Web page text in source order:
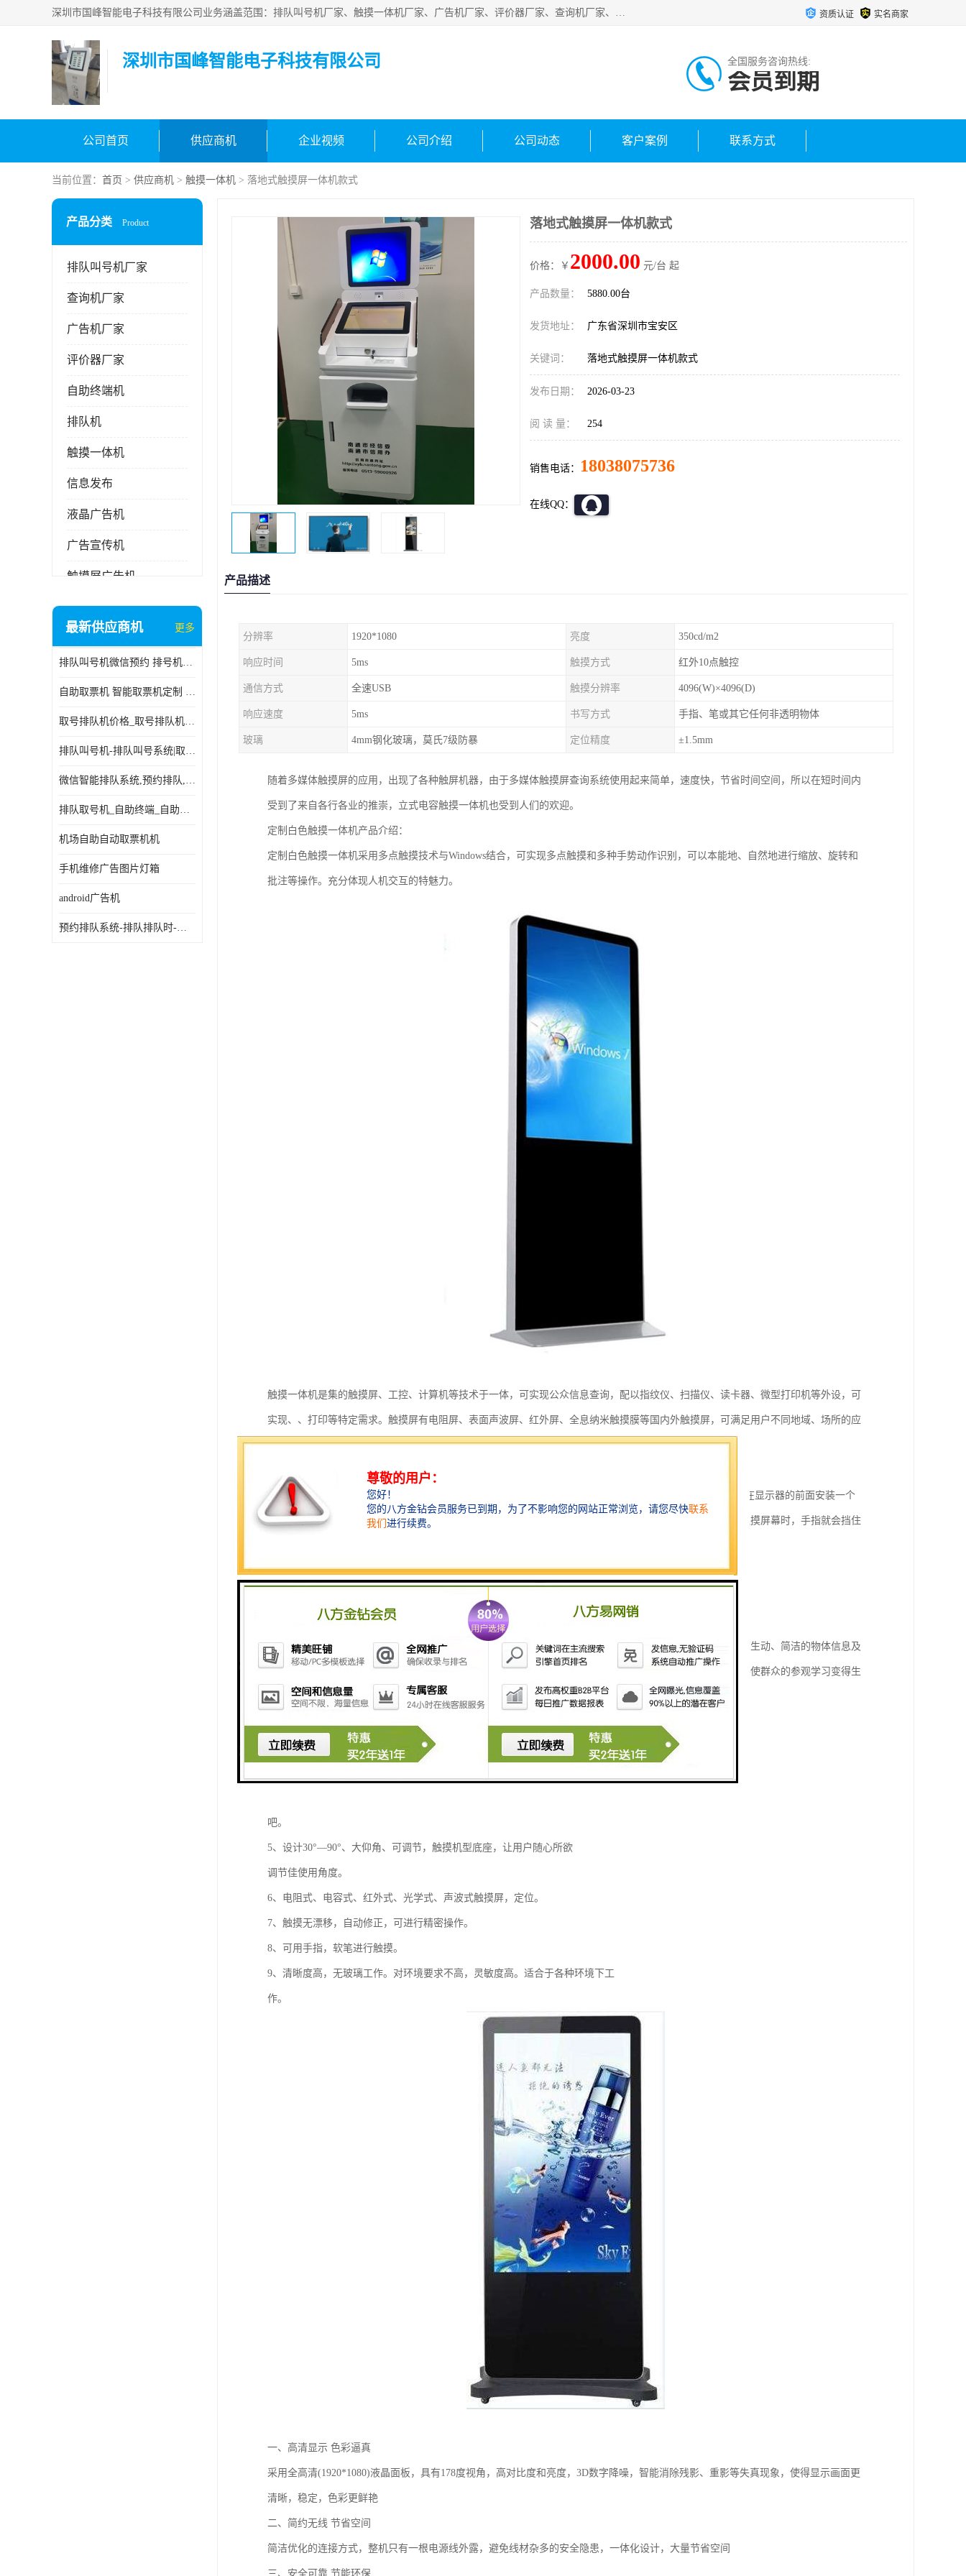
深圳市国峰智能电子科技有限公司业务涵盖范围：排队叫号机厂家、触摸一体机厂家、广告机厂家、评价器厂家、查询机厂家、自助终端机厂家；公司是一家集研发、生产、销售为一体的国民企业，设备制造商和解决方案提供商，广泛应用于银行、医院、、电力、电信、、交通、民航、保险等行业，为不同行业量身定制软硬件为一体的解决方案。 资质认证 实名商家
深圳市国峰智能电子科技有限公司 全国服务咨询热线:
会员到期
公司首页 供应商机 企业视频 公司介绍 公司动态 客户案例 联系方式
当前位置： 首页 > 供应商机 > 触摸一体机 > 落地式触摸屏一体机款式
产品分类 Product
排队叫号机厂家
查询机厂家
广告机厂家
评价器厂家
自助终端机
排队机
触摸一体机
信息发布
液晶广告机
广告宣传机
触摸屏广告机
液晶显示器
电子白板
自助服务终端
最新供应商机 更多
排队叫号机微信预约 排号机诊所 行政大厅营业厅取号机
自助取票机 智能取票机定制 款式多样
取号排队机价格_取号排队机报价_取号排队机多少钱
排队叫号机-排队叫号系统|取号机-液晶拼接屏-自助终端机
微信智能排队系统,预约排队,扫码排队,微信叫号
排队取号机_自助终端_自助签到一体机 支持定做
机场自助自动取票机机
手机维修广告图片灯箱
android广告机
预约排队系统-排队排队时-排动排号系统和排队的使用方法
落地式触摸屏一体机款式
价格：￥ 2000.00 元/台 起
产品数量： 5880.00台
发货地址： 广东省深圳市宝安区
关键词： 落地式触摸屏一体机款式
发布日期： 2026-03-23
阅 读 量： 254
销售电话： 18038075736
在线QQ：
产品描述
分辨率 1920*1080 亮度 350cd/m2
响应时间 5ms 触摸方式 红外10点触控
通信方式 全速USB 触摸分辨率 4096(W)×4096(D)
响应速度 5ms 书写方式 手指、笔或其它任何非透明物体
玻璃 4mm钢化玻璃，莫氏7级防暴 定位精度 ±1.5mm
随着多媒体触摸屏的应用，出现了各种触屏机器，由于多媒体触摸屏查询系统使用起来简单，速度快，节省时间空间，所以在短时间内
受到了来自各行各业的推崇，立式电容触摸一体机也受到人们的欢迎。
定制白色触摸一体机产品介绍：
定制白色触摸一体机采用多点触摸技术与Windows结合，可实现多点触摸和多种手势动作识别，可以本能地、自然地进行缩放、旋转和
批注等操作。充分体现人机交互的特魅力。
触摸一体机是集的触摸屏、工控、计算机等技术于一体，可实现公众信息查询，配以指纹仪、扫描仪、读卡器、微型打印机等外设，可
实现、、打印等特定需求。触摸屏有电阻屏、表面声波屏、红外屏、全息纳米触摸膜等国内外触摸屏，可满足用户不同地域、场所的应
用需求。
触摸一体机运用的红外触摸屏，是利用X，Y方向上密布的红外线矩阵来检测和定位用户的触摸。红外触摸屏在显示器的前面安装一个
电路板外框，电路板在屏幕四边排布红外线发射管和红外接收管，一一对应成横竖交叉的红外矩阵。用户在触摸屏幕时，手指就会挡住
二、产品优势
众可通过触摸一体机自行操作，且在屏幕上零距离“触摸”物体，还可以在
屏幕上任意的旋转和放大，自由的欣赏物体，多角度、高清晰地观看物体的结构、形态、色彩等细节，并配有生动、简洁的物体信息及
相关知识的介绍，物体三维展示在丰富展览形式和内容的同时，更大程度地满足了观众的求知欲和好奇心，并使群众的参观学习变得生
动而有趣。
2、 触摸技术,支持USB接口触摸屏，支持手写输入功能，配合其他软件可实现
电子白板、画图及其他互动功能。
吧。
5、设计30°—90°、大仰角、可调节，触摸机型底座，让用户随心所欲
调节佳使用角度。
6、电阻式、电容式、红外式、光学式、声波式触摸屏，定位。
7、触摸无漂移，自动修正，可进行精密操作。
8、可用手指，软笔进行触摸。
9、清晰度高，无玻璃工作。对环境要求不高，灵敏度高。适合于各种环境下工
作。
一、高清显示 色彩逼真
采用全高清(1920*1080)液晶面板，具有178度视角，高对比度和亮度，3D数字降噪，智能消除残影、重影等失真现象，使得显示画面更
清晰，稳定，色彩更鲜艳
二、简约无线 节省空间
简洁优化的连接方式，整机只有一根电源线外露，避免线材杂多的安全隐患，一体化设计，大量节省空间
三、安全可靠 节能环保